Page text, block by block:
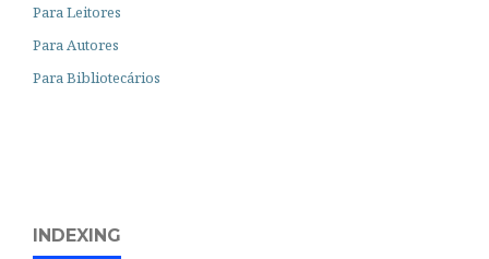
Para Leitores
Para Autores
Para Bibliotecários
INDEXING